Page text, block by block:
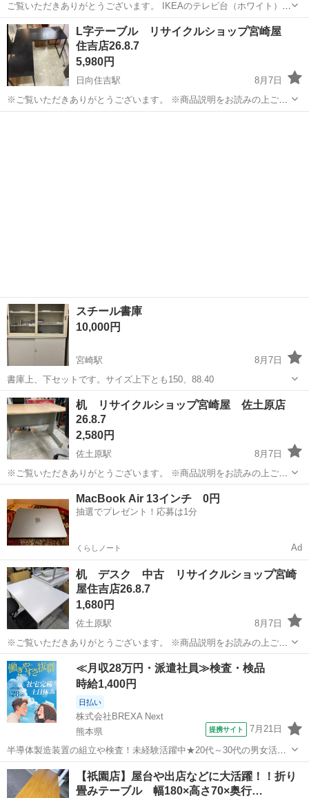
ご覧いただきありがとうございます。 ​IKEAのテレビ台（ホワイト）で
す。 シンプルなデザインで、どんなお部屋にも合わせやすいと思いま
す。 下段に収納スペースもあるため、AV機器や小物の整理にも便利で
す。 ​■ サイズ（約...
宮崎 児湯郡 高鍋駅 オフィス用家具
L字テーブル リサイクルショップ宮崎屋
住吉店26.8.7
5,980円
日向住吉駅
8月7日
※ご覧いただきありがとうございます。 ※商品説明をお読みの上ご納
得の上でご購入お願い致します 。 こちらの商品は住吉店にございま
スチール書庫
10,000円
宮崎駅
8月7日
書庫上、下セットです。サイズ上下とも150、88.40
宮崎 宮崎市 宮崎駅 オフィス用家具 書庫
机 リサイクルショップ宮崎屋 佐土原店
26.8.7
2,580円
佐土原駅
8月7日
※ご覧いただきありがとうございます。 ※商品説明をお読みの上ご納
得の上でご購入お願い致します。 商品名：机 状態： 中古品 サイズ
幅 105 奥行 70 高さ 65 ※現物ご確...
オフィス用家具
MacBook Air 13インチ 0円
抽選でプレゼント！応募は1分
くらしノート Ad
机 デスク 中古 リサイクルショップ宮崎
屋住吉店26.8.7
1,680円
佐土原駅
8月7日
※ご覧いただきありがとうございます。 ※商品説明をお読みの上ご納
得の上でご購入お願い致します 。 こちらの商品は住吉店にございま
す。 商品名：デスク 状態：中古品 現状販売 小傷、使用感がござい
ます 幅 100cm...
宮崎 宮崎市 佐土原駅 オフィス用家具 デスク
≪月収28万円・派遣社員≫検査・検品
時給1,400円
日払い
株式会社BREXA Next
熊本県
提携サイト 7月21日
半導体製造装置の組立や検査！未経験活躍中★20代～30代の男女活躍
中★ワンルーム寮完備！赴任旅費会社負担！マイカー通勤OK！無料駐
車場あり！正社員登用あり！《熊本県菊池郡大津町》 人気の工場のお
仕事 ◇半導体製造装置の組立...
熊本 その他
【祇園店】屋台や出店などに大活躍！！折り
畳みテーブル 幅180×高さ70×奥行…